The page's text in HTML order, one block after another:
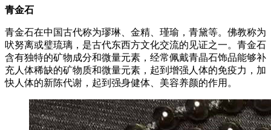
青金石
青金石在中国古代称为璆琳、金精、瑾瑜，青黛等。佛教称为
吠努离或璧琉璃，是古代东西方文化交流的见证之一。青金石
含有独特的矿物成分和微量元素，经常佩戴青晶石饰品能够补
充人体稀缺的矿物质和微量元素，起到增强人体的免疫力，加
快人体的新陈代谢，起到强身健体、美容养颜的作用。